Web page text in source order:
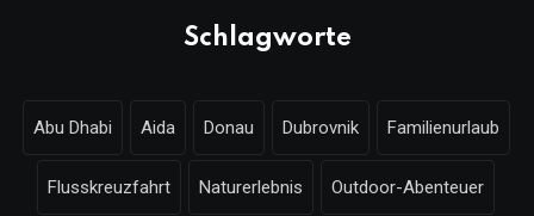
Schlagworte
Abu Dhabi Aida Donau Dubrovnik Familienurlaub
Flusskreuzfahrt Naturerlebnis Outdoor-Abenteuer